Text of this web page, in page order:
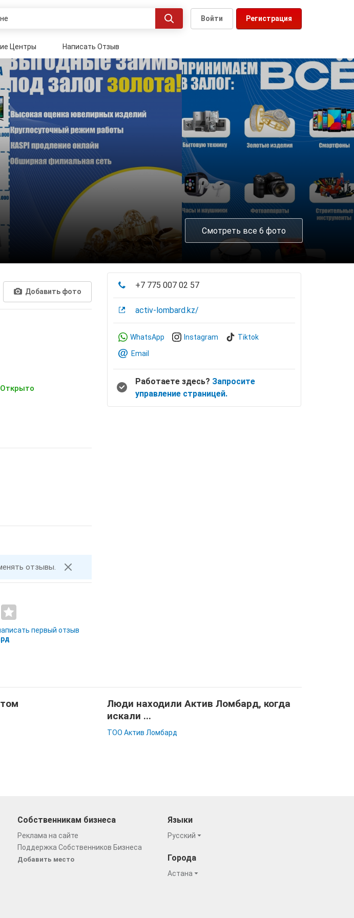
Регистрация
Войти
Центры Написать Отзыв
Смотреть все 6 фото
Добавить фото
Открыто
отзывы.
первый отзыв
+7 775 007 02 57
activ-lombard.kz/
WhatsApp Instagram Tiktok
Email
Работаете здесь? Запросите
управление страницей.
Люди находили Актив Ломбард, когда
искали ...
ТОО Актив Ломбард
Собственникам бизнеса
Реклама на сайте
Поддержка Собственников Бизнеса
Добавить место
Языки
Русский
Города
Астана